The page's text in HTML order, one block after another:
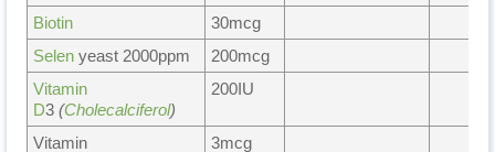
Biotin
30mcg
Selen yeast 2000ppm
200mcg
Vitamin
D3 (Cholecalciferol)
200IU
Vitamin
3mcg